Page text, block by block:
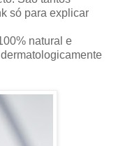
só para explicar
natural e